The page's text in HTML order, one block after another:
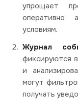
упрощает
оперативно
условиям.
Журнал
фиксируются
и
могут
получать